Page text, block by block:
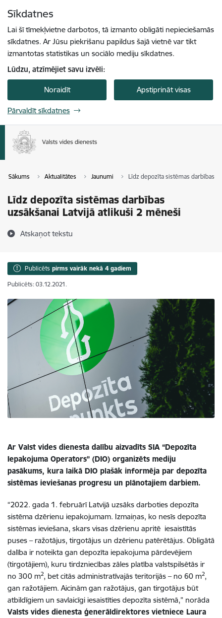
Sīkdatnes
Lai šī tīmekļvietne darbotos, tā izmanto obligāti nepieciešamās
sīkdatnes. Ar Jūsu piekrišanu papildus šajā vietnē var tikt
izmantotas statistikas un sociālo mediju sīkdatnes.
Lūdzu, atzīmējiet savu izvēli:
Noraidīt Apstiprināt visas
Pārvaldīt sīkdatnes
Sākums Aktualitātes Jaunumi Līdz depozīta sistēmas darbības
Līdz depozīta sistēmas darbības
uzsākšanai Latvijā atlikuši 2 mēneši
Atskaņot tekstu
Publicēts pirms vairāk nekā 4 gadiem
Publicēts: 03.12.2021.
Ar Valst vides dienesta dalību aizvadīts SIA “Depozīta
Iepakojuma Operators” (DIO) organizēts mediju
pasākums, kura laikā DIO plašāk informēja par depozīta
sistēmas ieviešanas progresu un plānotajiem darbiem.
“2022. gada 1. februārī Latvijā uzsāks darboties depozīta
sistēma dzērienu iepakojumam. Izmaiņas, ko nesīs depozīta
sistēmas ieviešana, skars visas dzērienu apritē iesaistītās
puses – ražotājus, tirgotājus un dzērienu patērētājus. Obligātā
dalība ir noteikta gan depozīta iepakojuma pārdevējiem
(tirgotājiem), kuru tirdzniecības zāles platība valstspilsētās ir
no 300 m2, bet citās administratīvajās teritorijās – no 60 m2,
gan ražotājiem. Aicinām gan ražotājus, gan tirgotājus būt
atbildīgiem un savlaicīgi iesaistīties depozīta sistēmā,” norāda
Valsts vides dienesta ģenerāldirektores vietniece Laura